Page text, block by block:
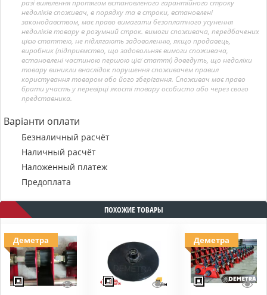
разі виявлення протягом встановленого гарантійного строку
недоліків споживач, в порядку та в строки, встановлені
законодавством, має право вимагати безоплатного усунення
недоліків товару в розумний строк. вимоги споживача, передбачених
цією статтею, не підлягають задоволенню, якщо продавець,
виробник (підприємство, що задовольняє вимоги споживача,
встановлені частиною першою цієї статті) доведуть, що недоліки
товару виникли внаслідок порушення споживачем правил
користування товаром або його зберігання. Споживач має право
брати участь у перевірці якості товару особисто або через свого
представника.
Варіанти оплати
Безналичный расчёт
Наличный расчёт
Наложенный платеж
Предоплата
ПОХОЖИЕ ТОВАРЫ
Деметра Деметра